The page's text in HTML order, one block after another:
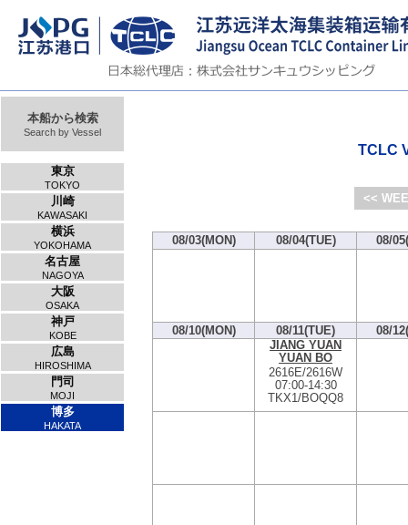
本船から検索
Search by Vessel
東京
TOKYO
川崎
KAWASAKI
横浜
YOKOHAMA
名古屋
NAGOYA
大阪
OSAKA
神戸
KOBE
広島
HIROSHIMA
門司
MOJI
博多
HAKATA
TCLC
<<
08/03(MON) 08/04(TUE) 08/
08/10(MON) 08/11(TUE)
08/
JIANG YUAN
YUAN BO
2616E/2616W
07:00-14:30
TKX1/BOQQ8